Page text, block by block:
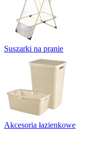
Suszarki na pranie
Akcesoria łazienkowe